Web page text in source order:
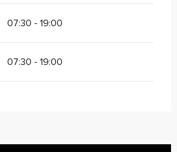
07:30 - 19:00
07:30 - 19:00